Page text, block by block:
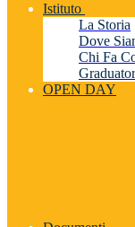
Istituto
La Storia
Dove
Chi Fa
OPEN DAY